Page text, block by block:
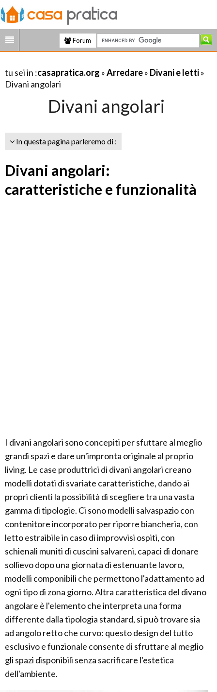
Forum
tu sei in :casapratica.org »Arredare» Divani e letti»
Divani angolari
Divani angolari
In questa pagina parleremo di :
Divani angolari:
caratteristiche e funzionalità
I divani angolari sono concepiti per sfuttare al meglio
grandi spazi e dare un'impronta originale al proprio
living. Le case produttrici di divani angolari creano
modelli dotati di svariate caratteristiche, dando ai
propri clienti la possibilità di scegliere tra una vasta
gamma di tipologie. Ci sono modelli salvaspazio con
contenitore incorporato per riporre biancheria, con
letto estraibile in caso di improvvisi ospiti, con
schienali muniti di cuscini salvareni, capaci di donare
sollievo dopo una giornata di estenuante lavoro,
modelli componibili che permettono l'adattamento ad
ogni tipo di zona giorno. Altra caratteristica del divano
angolare è l'elemento che interpreta una forma
differente dalla tipologia standard, si può trovare sia
ad angolo retto che curvo: questo design del tutto
esclusivo e funzionale consente di sfruttare al meglio
gli spazi disponibili senza sacrificare l'estetica
dell'ambiente.